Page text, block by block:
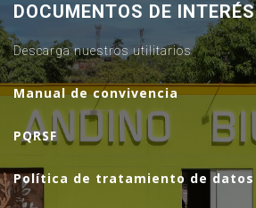
DOCUMENTOS DE INTERÉS
Descarga nuestros utilitarios
Manual de convivencia
PQRSF
Política de tratamiento de datos